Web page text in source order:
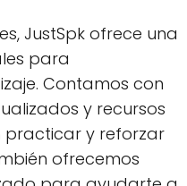
JustSpk ofrece una
para
Contamos con
y recursos
practicar y reforzar
ofrecemos